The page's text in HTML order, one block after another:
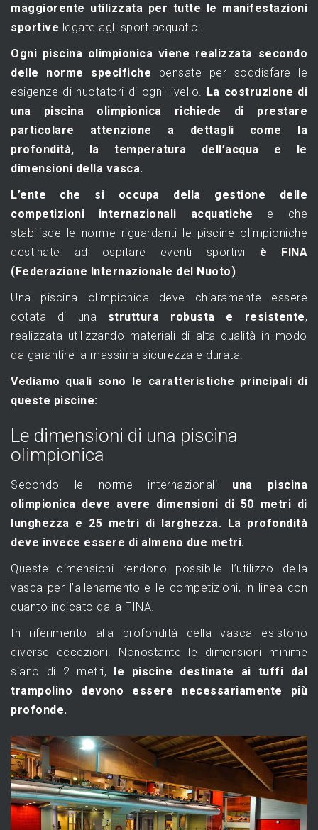
maggiorente utilizzata per tutte le manifestazioni
sportive legate agli sport acquatici.
Ogni piscina olimpionica viene realizzata secondo
delle norme specifiche pensate per soddisfare le
esigenze di nuotatori di ogni livello. La costruzione di
una piscina olimpionica richiede di prestare
particolare attenzione a dettagli come la
profondità, la temperatura dell’acqua e le
dimensioni della vasca.
L’ente che si occupa della gestione delle
competizioni internazionali acquatiche e che
stabilisce le norme riguardanti le piscine olimpioniche
destinate ad ospitare eventi sportivi è FINA
(Federazione Internazionale del Nuoto)
Una piscina olimpionica deve chiaramente essere
dotata di una struttura robusta e resistente,
realizzata utilizzando materiali di alta qualità in modo
da garantire la massima sicurezza e durata.
Vediamo quali sono le caratteristiche principali di
queste piscine:
Le dimensioni di una piscina
olimpionica
Secondo le norme internazionali una piscina
olimpionica deve avere dimensioni di 50 metri di
lunghezza e 25 metri di larghezza. La profondità
deve invece essere di almeno due metri.
Queste dimensioni rendono possibile l’utilizzo della
vasca per l’allenamento e le competizioni, in linea con
quanto indicato dalla FINA.
In riferimento alla profondità della vasca esistono
diverse eccezioni. Nonostante le dimensioni minime
siano di 2 metri, le piscine destinate ai tuffi dal
trampolino devono essere necessariamente più
profonde.